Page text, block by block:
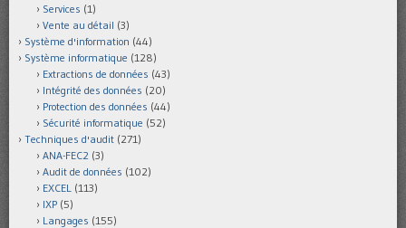
Services (1)
Vente au détail (3)
Système d'information (44)
Système informatique (128)
Extractions de données (43)
Intégrité des données (20)
Protection des données (44)
Sécurité informatique (52)
Techniques d'audit (271)
ANA-FEC2 (3)
Audit de données (102)
EXCEL (113)
IXP (5)
Langages (155)